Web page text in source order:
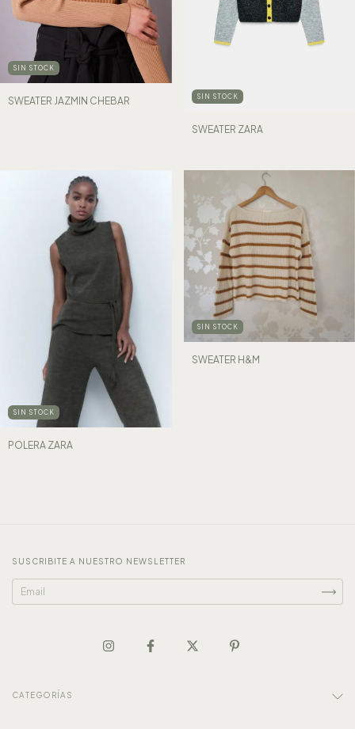
SIN STOCK
SWEATER JAZMIN CHEBAR SIN STOCK
SWEATER ZARA
SIN STOCK
POLERA ZARA
SIN STOCK
SWEATER H&M
SUSCRIBITE A NUESTRO NEWSLETTER
CATEGORÍAS